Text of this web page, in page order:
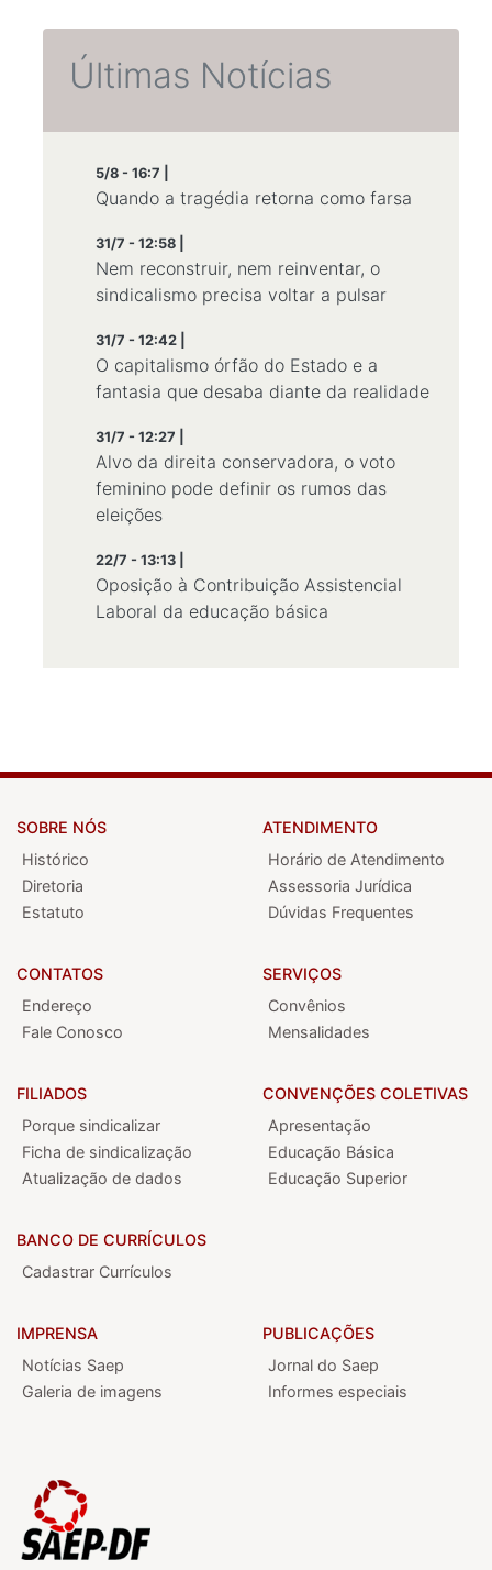
Últimas Notícias
5/8 - 16:7 |
Quando a tragédia retorna como farsa
31/7 - 12:58 |
Nem reconstruir, nem reinventar, o
sindicalismo precisa voltar a pulsar
31/7 - 12:42 |
O capitalismo órfão do Estado e a
fantasia que desaba diante da realidade
31/7 - 12:27 |
Alvo da direita conservadora, o voto
feminino pode definir os rumos das
eleições
22/7 - 13:13 |
Oposição à Contribuição Assistencial
Laboral da educação básica
SOBRE NÓS
Histórico
Diretoria
Estatuto
CONTATOS
Endereço
Fale Conosco
ATENDIMENTO
Horário de Atendimento
Assessoria Jurídica
Dúvidas Frequentes
SERVIÇOS
Convênios
Mensalidades
FILIADOS
Porque sindicalizar
Ficha de sindicalização
Atualização de dados
BANCO DE CURRÍCULOS
Cadastrar Currículos
CONVENÇÕES COLETIVAS
Apresentação
Educação Básica
Educação Superior
IMPRENSA
Notícias Saep
Galeria de imagens
PUBLICAÇÕES
Jornal do Saep
Informes especiais